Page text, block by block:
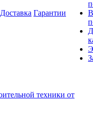
Доставка Гарантии